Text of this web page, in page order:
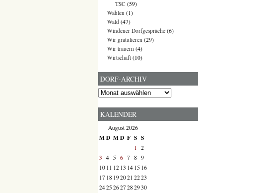
TSC (59)
Wahlen (1)
Wald (47)
Windener Dorfgespräche (6)
Wir gratulieren (29)
Wir trauern (4)
Wirtschaft (10)
DORF-ARCHIV
Dorf-
KALENDER
August 2026
MD MD F S S
1 2
3 4 5 6 7 8 9
10 11 12 13 14 15 16
17 18 192021 2223
2425 2627 28 2930